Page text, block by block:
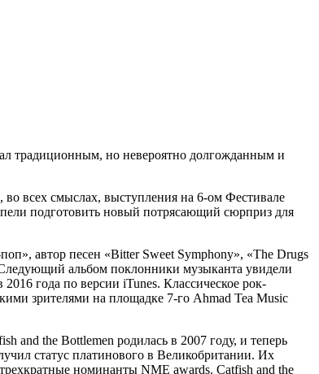
традиционным, но невероятно долгожданным и
всех смыслах, выступления на 6-ом Фестивале
подготовить новый потрясающий сюрприз для
автор песен «Bitter Sweet Symphony», «The Drugs
альбом поклонники музыканта увидели
года по версии iTunes. Классическое рок-
зрителями на площадке 7-го Ahmad Tea Music
and the Bottlemen родилась в 2007 году, и теперь
статус платинового в Великобритании. Их
номинанты NME awards. Catfish and the